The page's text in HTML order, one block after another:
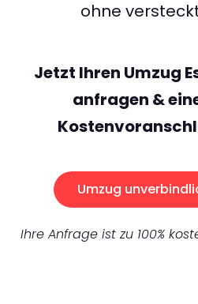
ohne
Jetzt Ihren Umzug
anfragen &
Umzug
Ihre Anfrage ist zu 100%